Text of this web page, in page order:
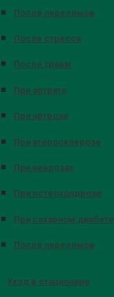
После переломов
После стресса
После травм
При артрите
При артрозе
При атеросклерозе
При неврозах
При остеохондрозе
При сахарном диабете
После переломов
Уход в стационаре